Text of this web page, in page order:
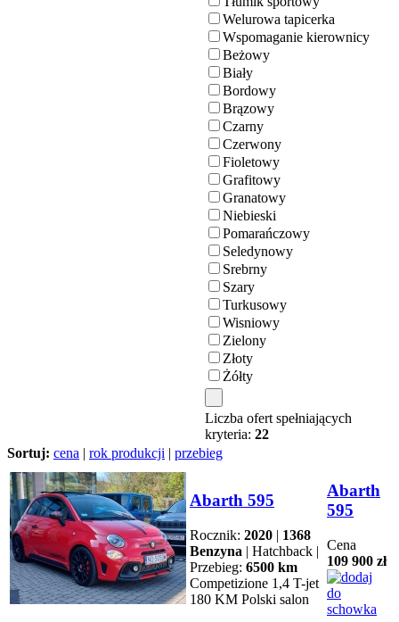
Welurowa tapicerka
Wspomaganie kierownicy
Beżowy
Biały
Bordowy
Brązowy
Czarny
Czerwony
Fioletowy
Grafitowy
Granatowy
Niebieski
Pomarańczowy
Seledynowy
Srebrny
Szary
Turkusowy
Wisniowy
Zielony
Złoty
Żółty
Liczba ofert spełniających
kryteria: 22
Sortuj: cena | rok produkcji | przebieg
Abarth 595
Rocznik: 2020 | 1368
Benzyna | Hatchback |
Przebieg: 6500 km
Competizione 1,4 T-jet
180 KM Polski salon
Abarth
595
Cena
109 900 zł